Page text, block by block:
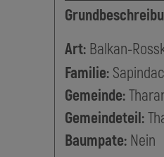
Art: Balkan-
Familie:
Gemeinde:
Gemeindeteil:
Baumpate: Nein